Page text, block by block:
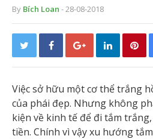
By Bích Loan - 28-08-2018
Việc sở hữu một cơ thể trắng
của phái đẹp. Nhưng không
kiện về kinh tế để đi tắm
tiền. Chính vì vậy xu hướng